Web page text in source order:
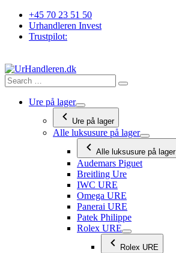
Videre
indhold
+45 70 23 51 50
Urhandleren Invest
Trustpilot:
Ure på lager
Ure på lager
Alle luksusure på lager
Alle luksusure på lager
Audemars Piguet
Breitling Ure
IWC URE
Omega URE
Panerai URE
Patek Philippe
Rolex URE
Rolex URE